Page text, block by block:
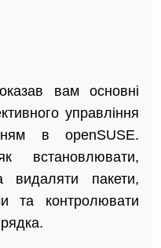
вам основні
управління
в openSUSE.
видаляти пакети,
та контролювати